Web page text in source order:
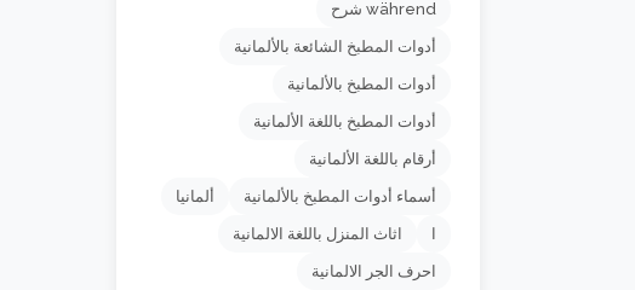
während شرح
أدوات المطبخ الشائعة بالألمانية
أدوات المطبخ بالألمانية
أدوات المطبخ باللغة الألمانية
أرقام باللغة الألمانية
أسماء أدوات المطبخ بالألمانية ألمانيا
اثاث المنزل باللغة الالمانية
احرف الجر الالمانية